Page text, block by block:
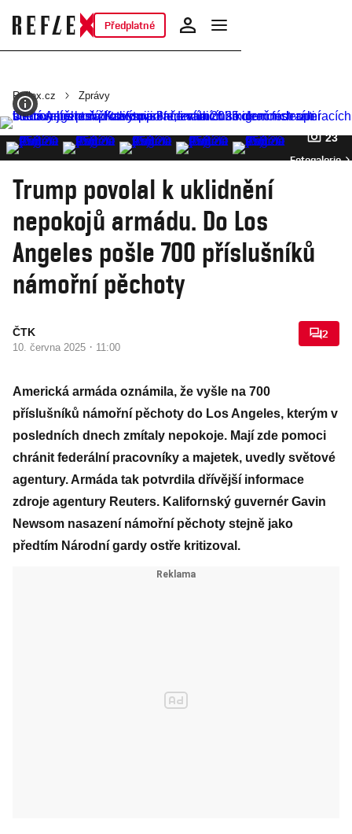
Předplatné
Reflex.cz Zprávy
23
Fotogalerie
Trump povolal k uklidnění
nepokojů armádu. Do Los
Angeles pošle 700 příslušníků
námořní pěchoty
ČTK
10. června 2025 · 11:00
2
Americká armáda oznámila, že vyšle na 700
příslušníků námořní pěchoty do Los Angeles, kterým v
posledních dnech zmítaly nepokoje. Mají zde pomoci
chránit federální pracovníky a majetek, uvedly světové
agentury. Armáda tak potvrdila dřívější informace
zdroje agentury Reuters. Kalifornský guvernér Gavin
Newsom nasazení námořní pěchoty stejně jako
předtím Národní gardy ostře kritizoval.